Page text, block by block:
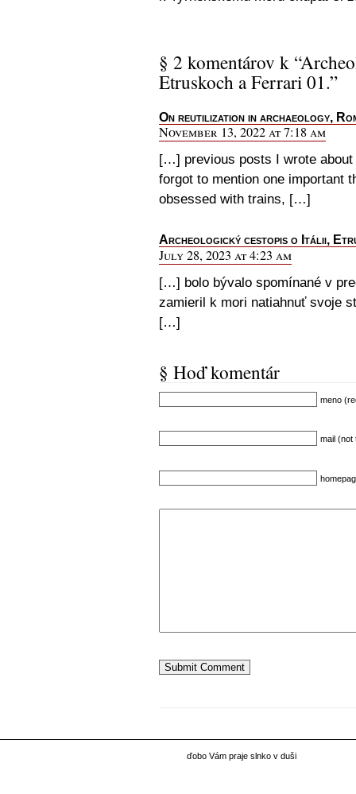
§ 2 komentárov k
Etruskoch a Ferrari 01.”
On reutilization in archaeology,
November 13, 2022 at 7:18 am
[…] previous posts I wrote
forgot to mention one important
obsessed with trains, […]
Archeologický cestopis o Itálii,
July 28, 2023 at 4:23 am
[…] bolo bývalo spomínané v
zamieril k mori natiahnuť svoje
[…]
§ Hoď komentár
meno
mail (not
ďobo Vám praje slnko v duši